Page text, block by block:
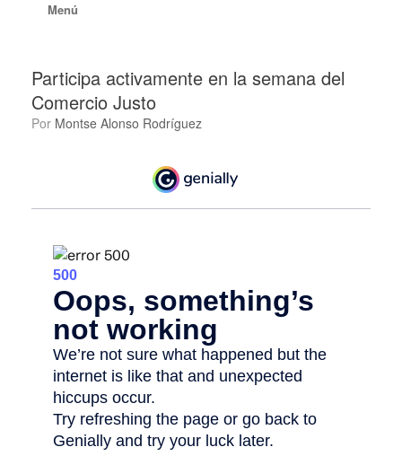
Menú
Participa activamente en la semana del
Comercio Justo
por Montse Alonso Rodríguez